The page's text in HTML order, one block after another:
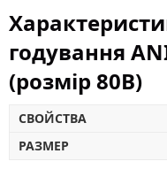
годування
(розмір 80В)
СВОЙСТВА
РАЗМЕР